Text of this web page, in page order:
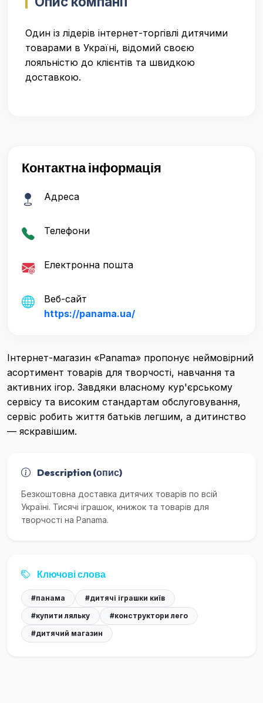
Один із лідерів інтернет-торгівлі дитячими
товарами в Україні, відомий своєю
лояльністю до клієнтів та швидкою
доставкою.
Контактна інформація
Адреса
Телефони
Електронна пошта
Веб-сайт
https://panama.ua/
Інтернет-магазин «Panama» пропонує неймовірний
асортимент товарів для творчості, навчання та
активних ігор. Завдяки власному кур'єрському
сервісу та високим стандартам обслуговування,
сервіс робить життя батьків легшим, а дитинство
— яскравішим.
Description (опис)
Безкоштовна доставка дитячих товарів по всій
Україні. Тисячі іграшок, книжок та товарів для
творчості на Panama.
Ключові слова
#панама
#дитячі іграшки київ
#купити ляльку
#конструктори лего
#дитячий магазин